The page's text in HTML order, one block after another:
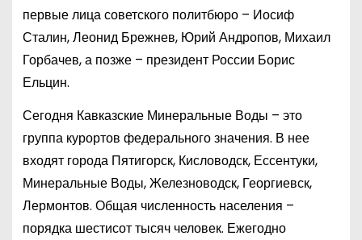
первые лица советского политбюро – Иосиф
Сталин, Леонид Брежнев, Юрий Андропов, Михаил
Горбачев, а позже – президент России Борис
Ельцин.
Сегодня Кавказские Минеральные Воды – это
группа курортов федерального значения. В нее
входят города Пятигорск, Кисловодск, Ессентуки,
Минеральные Воды, Железноводск, Георгиевск,
Лермонтов. Общая численность населения –
порядка шестисот тысяч человек. Ежегодно